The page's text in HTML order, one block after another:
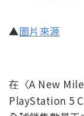
▲圖片來源
在〈A New
PlayStation 5